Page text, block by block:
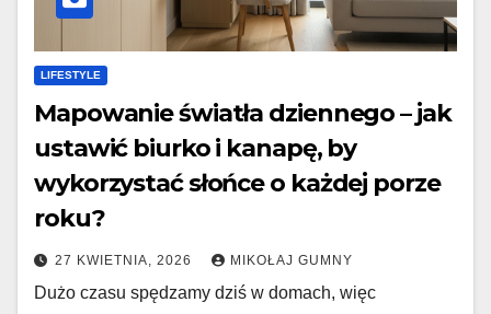
LIFESTYLE
Mapowanie światła dziennego – jak
ustawić biurko i kanapę, by
wykorzystać słońce o każdej porze
roku?
27 KWIETNIA, 2026 MIKOŁAJ GUMNY
Dużo czasu spędzamy dziś w domach, więc